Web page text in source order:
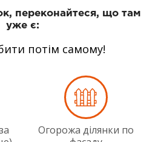
переконайтеся, що там
уже є:
потім самому!
Огорожа ділянки по